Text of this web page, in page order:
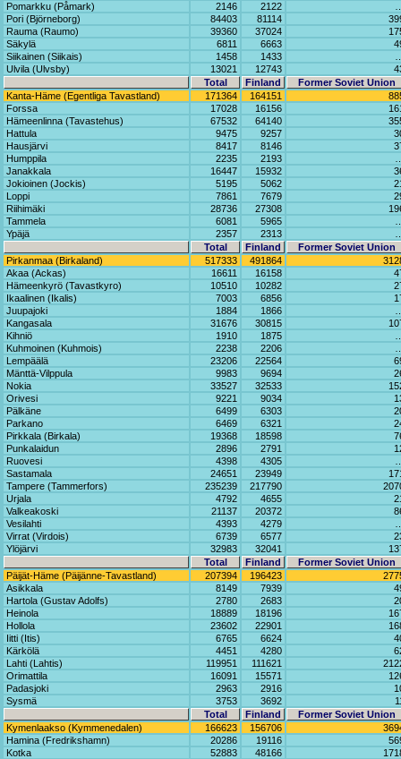
Pomarkku (Påmark)
2146 2122
Pori (Björneborg)
84403 81114
Rauma (Raumo)
39360 37024
Säkylä
6811 6663
Siikainen (Siikais)
1458 1433
Ulvila (Ulvsby)
13021 12743
Total
Finland
Former Soviet Union
Kanta-Häme (Egentliga Tavastland)
171364 164151
Forssa
17028 16156
Hämeenlinna (Tavastehus)
67532 64140
Hattula
9475 9257
Hausjärvi
8417 8146
Humppila
2235 2193
Janakkala
16447 15932
Jokioinen (Jockis)
5195 5062
Loppi
7861 7679
Riihimäki
28736 27308
Tammela
6081 5965
Ypäjä
2357 2313
Total
Finland
Former Soviet Union
Pirkanmaa (Birkaland)
517333 491864
Akaa (Ackas)
16611 16158
Hämeenkyrö (Tavastkyro)
10510 10282
Ikaalinen (Ikalis)
7003 6856
Juupajoki
1884 1866
Kangasala
31676 30815
Kihniö
1910 1875
Kuhmoinen (Kuhmois)
2238 2206
Lempäälä
23206 22564
Mänttä-Vilppula
9983 9694
Nokia
33527 32533
Orivesi
9221 9034
Pälkäne
6499 6303
Parkano
6469 6321
Pirkkala (Birkala)
19368 18598
Punkalaidun
2896 2791
Ruovesi
4398 4305
Sastamala
24651 23949
Tampere (Tammerfors)
235239 217790
Urjala
4792 4655
Valkeakoski
21137 20372
Vesilahti
4393 4279
Virrat (Virdois)
6739 6577
Ylöjärvi
32983 32041
Total
Finland
Former Soviet Union
Päijät-Häme (Päijänne-Tavastland)
207394 196423
Asikkala
8149 7939
Hartola (Gustav Adolfs)
2780 2683
Heinola
18889 18196
Hollola
23602 22901
Iitti (Itis)
6765 6624
Kärkölä
4451 4280
Lahti (Lahtis)
119951 111621
Orimattila
16091 15571
Padasjoki
2963 2916
Sysmä
3753 3692
Total
Finland
Former Soviet Union
Kymenlaakso (Kymmenedalen)
166623 156706
Hamina (Fredrikshamn)
20286 19116
Kotka
52883 48166